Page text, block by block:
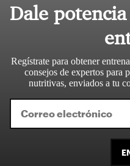
Dale
Regístrate para obtener
consejos de expertos para
nutritivas, enviados a tu